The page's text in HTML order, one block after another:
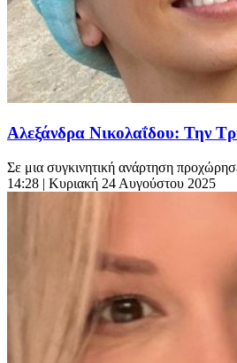
Αλεξάνδρα Νικολαΐδου: Την
Σε μια συγκινητική ανάρτηση
14:28 | Κυριακή 24 Αυγούστου 2025